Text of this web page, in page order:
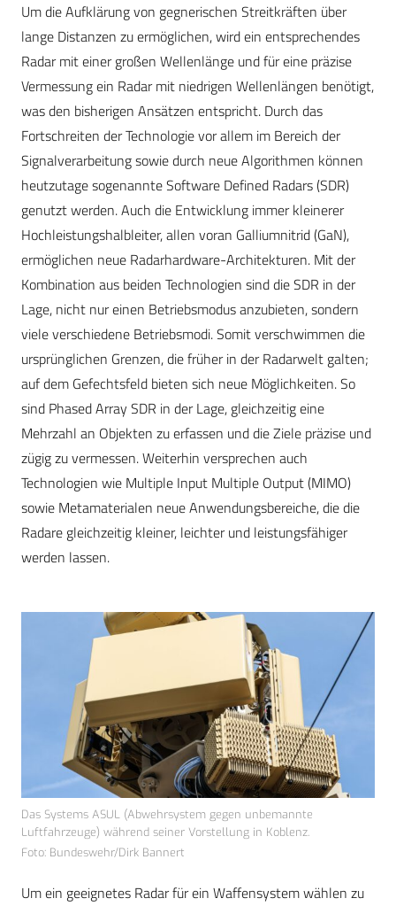
Um die Aufklärung von gegnerischen Streitkräften über
lange Distanzen zu ermöglichen, wird ein entsprechendes
Radar mit einer großen Wellenlänge und für eine präzise
Vermessung ein Radar mit niedrigen Wellenlängen benötigt,
was den bisherigen Ansätzen entspricht. Durch das
Fortschreiten der Technologie vor allem im Bereich der
Signalverarbeitung sowie durch neue Algorithmen können
heutzutage sogenannte Software Defined Radars (SDR)
genutzt werden. Auch die Entwicklung immer kleinerer
Hochleistungshalbleiter, allen voran Galliumnitrid (GaN),
ermöglichen neue Radarhardware-Architekturen. Mit der
Kombination aus beiden Technologien sind die SDR in der
Lage, nicht nur einen Betriebsmodus anzubieten, sondern
viele verschiedene Betriebsmodi. Somit verschwimmen die
ursprünglichen Grenzen, die früher in der Radarwelt galten;
auf dem Gefechtsfeld bieten sich neue Möglichkeiten. So
sind Phased Array SDR in der Lage, gleichzeitig eine
Mehrzahl an Objekten zu erfassen und die Ziele präzise und
zügig zu vermessen. Weiterhin versprechen auch
Technologien wie Multiple Input Multiple Output (MIMO)
sowie Metamaterialen neue Anwendungsbereiche, die die
Radare gleichzeitig kleiner, leichter und leistungsfähiger
werden lassen.
Das Systems ASUL (Abwehrsystem gegen unbemannte
Luftfahrzeuge) während seiner Vorstellung in Koblenz.
Foto: Bundeswehr/Dirk Bannert
Um ein geeignetes Radar für ein Waffensystem wählen zu